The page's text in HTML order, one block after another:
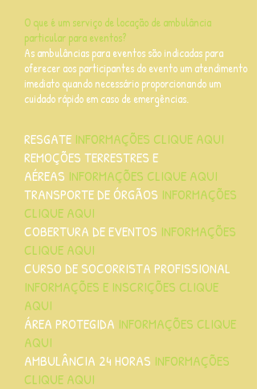
O que é um serviço de locação de ambulância
particular para eventos?
As ambulâncias para eventos são indicadas para
oferecer aos participantes do evento um atendimento
imediato quando necessário proporcionando um
cuidado rápido em caso de emergências.
RESGATE INFORMAÇÕES CLIQUE AQUI
REMOÇÕES TERRESTRES E
AÉREAS INFORMAÇÕES CLIQUE AQUI
TRANSPORTE DE ÓRGÃOS INFORMAÇÕES
CLIQUE AQUI
COBERTURA DE EVENTOS INFORMAÇÕES
CLIQUE AQUI
CURSO DE SOCORRISTA PROFISSIONAL
INFORMAÇÕES E INSCRIÇÕES CLIQUE
AQUI
ÁREA PROTEGIDA INFORMAÇÕES CLIQUE
AQUI
AMBULÂNCIA 24 HORAS INFORMAÇÕES
CLIQUE AQUI